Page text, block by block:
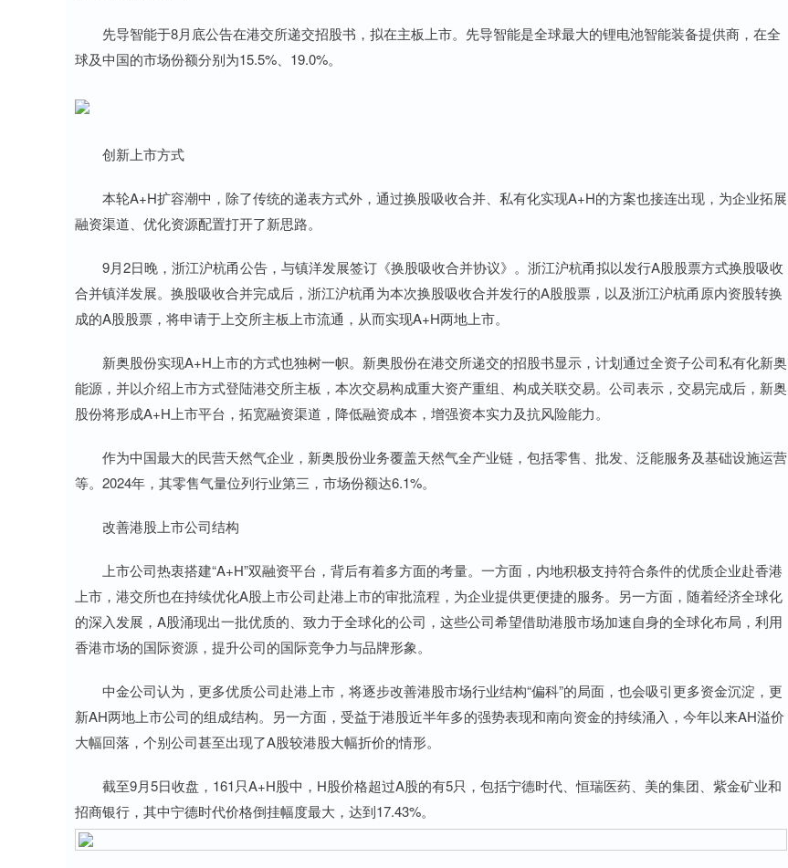
先导智能于8月底公告在港交所递交招股书，拟在主板上市。先导智能是全球最大的锂电池智能装备提供商，在全
球及中国的市场份额分别为15.5%、19.0%。
创新上市方式
本轮A+H扩容潮中，除了传统的递表方式外，通过换股吸收合并、私有化实现A+H的方案也接连出现，为企业拓展
融资渠道、优化资源配置打开了新思路。
9月2日晚，浙江沪杭甬公告，与镇洋发展签订《换股吸收合并协议》。浙江沪杭甬拟以发行A股股票方式换股吸收
合并镇洋发展。换股吸收合并完成后，浙江沪杭甬为本次换股吸收合并发行的A股股票，以及浙江沪杭甬原内资股转换
成的A股股票，将申请于上交所主板上市流通，从而实现A+H两地上市。
新奥股份实现A+H上市的方式也独树一帜。新奥股份在港交所递交的招股书显示，计划通过全资子公司私有化新奥
能源，并以介绍上市方式登陆港交所主板，本次交易构成重大资产重组、构成关联交易。公司表示，交易完成后，新奥
股份将形成A+H上市平台，拓宽融资渠道，降低融资成本，增强资本实力及抗风险能力。
作为中国最大的民营天然气企业，新奥股份业务覆盖天然气全产业链，包括零售、批发、泛能服务及基础设施运营
等。2024年，其零售气量位列行业第三，市场份额达6.1%。
改善港股上市公司结构
上市公司热衷搭建“A+H”双融资平台，背后有着多方面的考量。一方面，内地积极支持符合条件的优质企业赴香港
上市，港交所也在持续优化A股上市公司赴港上市的审批流程，为企业提供更便捷的服务。另一方面，随着经济全球化
的深入发展，A股涌现出一批优质的、致力于全球化的公司，这些公司希望借助港股市场加速自身的全球化布局，利用
香港市场的国际资源，提升公司的国际竞争力与品牌形象。
中金公司认为，更多优质公司赴港上市，将逐步改善港股市场行业结构“偏科”的局面，也会吸引更多资金沉淀，更
新AH两地上市公司的组成结构。另一方面，受益于港股近半年多的强势表现和南向资金的持续涌入，今年以来AH溢价
大幅回落，个别公司甚至出现了A股较港股大幅折价的情形。
截至9月5日收盘，161只A+H股中，H股价格超过A股的有5只，包括宁德时代、恒瑞医药、美的集团、紫金矿业和
招商银行，其中宁德时代价格倒挂幅度最大，达到17.43%。